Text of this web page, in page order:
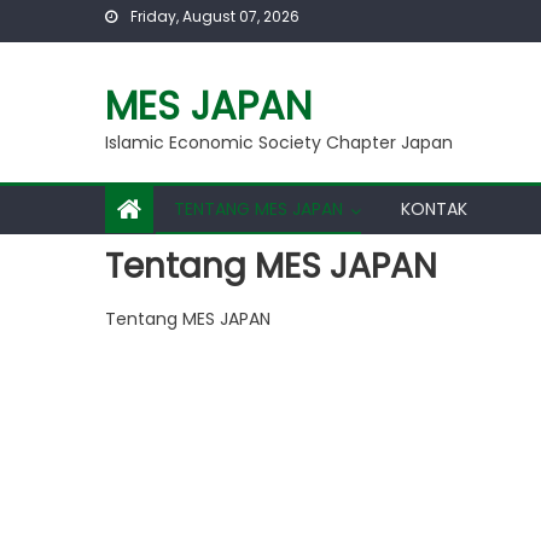
Friday, August 07, 2026
MES JAPAN
Islamic Economic Society Chapter Japan
TENTANG MES JAPAN KONTAK
Tentang MES JAPAN
Tentang MES JAPAN